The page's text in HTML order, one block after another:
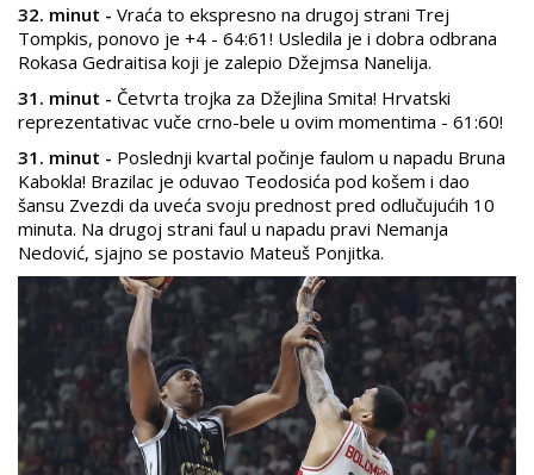
32. minut - Vraća to ekspresno na drugoj strani Trej
Tompkis, ponovo je +4 - 64:61! Usledila je i dobra odbrana
Rokasa Gedraitisa koji je zalepio Džejmsa Nanelija.
31. minut - Četvrta trojka za Džejlina Smita! Hrvatski
reprezentativac vuče crno-bele u ovim momentima - 61:60!
31. minut - Poslednji kvartal počinje faulom u napadu Bruna
Kabokla! Brazilac je oduvao Teodosića pod košem i dao
šansu Zvezdi da uveća svoju prednost pred odlučujućih 10
minuta. Na drugoj strani faul u napadu pravi Nemanja
Nedović, sjajno se postavio Mateuš Ponjitka.